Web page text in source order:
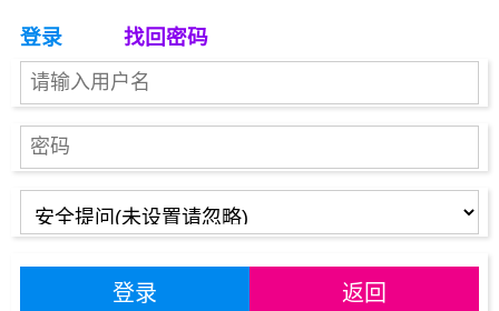
登录 找回密码
登录 返回